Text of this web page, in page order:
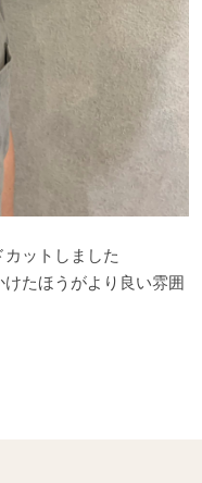
ットしました
たほうがより良い雰囲